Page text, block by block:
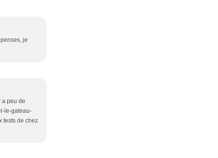
je
a peu de
le-gateau-
tests de chez